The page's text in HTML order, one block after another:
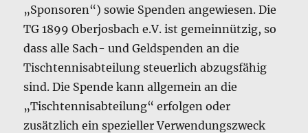
„Sponsoren“) sowie Spenden angewiesen. Die
TG 1899 Oberjosbach e.V. ist gemeinnützig, so
dass alle Sach- und Geldspenden an die
Tischtennisabteilung steuerlich abzugsfähig
sind. Die Spende kann allgemein an die
„Tischtennisabteilung“ erfolgen oder
zusätzlich ein spezieller Verwendungszweck